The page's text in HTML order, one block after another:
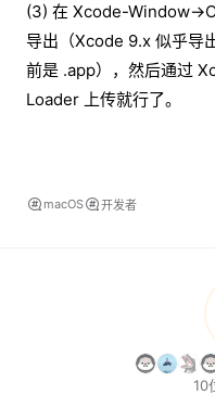
(3) 在 Xcode-Window-
导出（Xcode 9.x 似乎导
前是 .app），然后通过
Loader 上传就行了。
macOS 开发者
10